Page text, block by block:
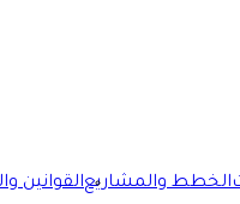
الخطط والمشاريعالقوانين